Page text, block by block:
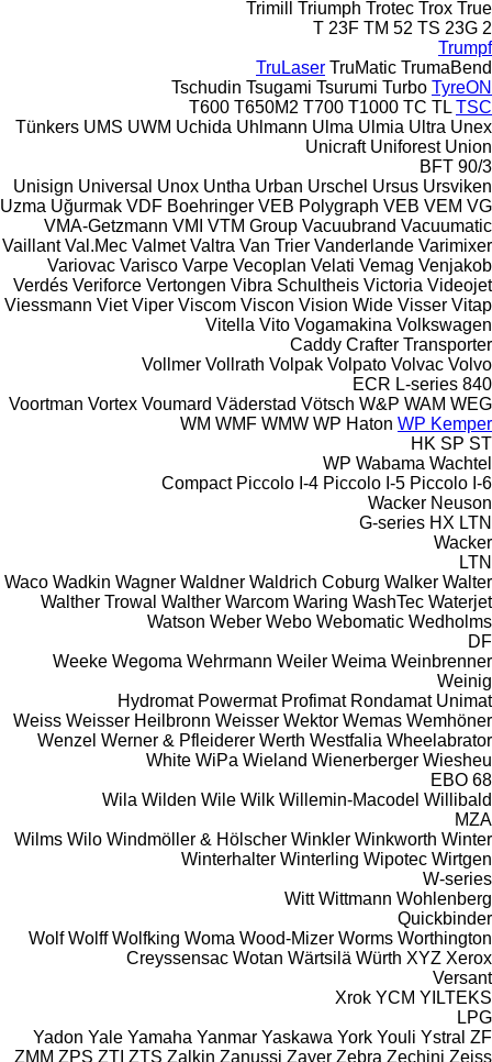
Trimill
Triumph Trotec Trox True
T 23F TM 52 TS 23G 2
Trumpf
TruLaser TruMatic TrumaBend
Tschudin Tsugami Tsurumi Turbo TyreON
T600 T650M2 T700 T1000 TC TL TSC
Tünkers UMS UWM Uchida Uhlmann Ulma Ulmia Ultra Unex
Unicraft Uniforest Union
BFT 90/3
Unisign Universal Unox Untha Urban Urschel Ursus Ursviken
Uzma Uğurmak VDF Boehringer VEB Polygraph VEB VEM VG
VMA-Getzmann VMI VTM Group Vacuubrand Vacuumatic
Vaillant Val.Mec Valmet Valtra Van Trier Vanderlande Varimixer
Variovac Varisco Varpe Vecoplan Velati Vemag Venjakob
Verdés Veriforce Vertongen Vibra Schultheis Victoria Videojet
Viessmann Viet Viper Viscom Viscon Vision Wide Visser Vitap
Vitella Vito Vogamakina Volkswagen
Caddy Crafter Transporter
Vollmer Vollrath Volpak Volpato Volvac Volvo
840
ECR L-series
Voortman Vortex Voumard Väderstad Vötsch W&P WAM WEG
WM WMF WMW WP Haton WP Kemper
HK SP ST
WP Wabama Wachtel
Compact Piccolo I-4 Piccolo I-5 Piccolo I-6
Wacker Neuson
G-series HX LTN
Wacker
LTN
Waco Wadkin Wagner Waldner Waldrich Coburg Walker Walter
Walther Trowal Walther Warcom Waring WashTec Waterjet
Watson Weber Webo Webomatic Wedholms
DF
Weeke Wegoma Wehrmann Weiler Weima Weinbrenner
Weinig
Hydromat Powermat Profimat Rondamat Unimat
Weiss Weisser Heilbronn Weisser Wektor Wemas Wemhöner
Wenzel Werner & Pfleiderer Werth Westfalia Wheelabrator
White WiPa Wieland Wienerberger Wiesheu
EBO 68
Wila Wilden Wile Wilk Willemin-Macodel Willibald
MZA
Wilms Wilo Windmöller & Hölscher Winkler Winkworth Winter
Winterhalter Winterling Wipotec Wirtgen
W-series
Witt Wittmann Wohlenberg
Quickbinder
Wolf Wolff Wolfking Woma Wood-Mizer Worms Worthington
Creyssensac Wotan Wärtsilä Würth XYZ Xerox
Versant
Xrok YCM YILTEKS
LPG
Yadon Yale Yamaha Yanmar Yaskawa York Youli Ystral ZF
ZMM ZPS ZTI ZTS Zalkin Zanussi Zayer Zebra Zechini Zeiss